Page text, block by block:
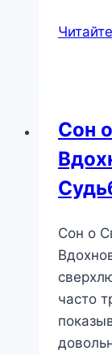
Сон
Сон о
часто